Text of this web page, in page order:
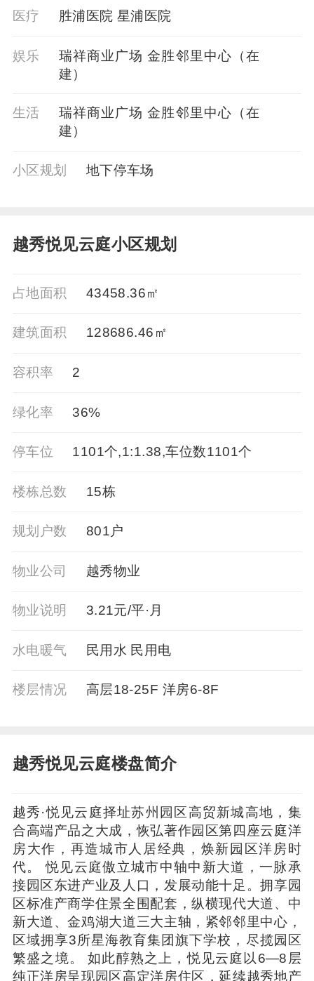
医疗 胜浦医院 星浦医院
娱乐
瑞祥商业广场 金胜邻里中心（在
建）
生活
瑞祥商业广场 金胜邻里中心（在
建）
小区规划 地下停车场
越秀悦见云庭小区规划
占地面积 43458.36㎡
建筑面积 128686.46㎡
容积率 2
绿化率 36%
停车位 1101个,1:1.38,车位数1101个
楼栋总数 15栋
规划户数 801户
物业公司 越秀物业
物业说明 3.21元/平·月
水电暖气 民用水 民用电
楼层情况 高层18-25F 洋房6-8F
越秀悦见云庭楼盘简介
越秀·悦见云庭择址苏州园区高贸新城高地，集
合高端产品之大成，恢弘著作园区第四座云庭洋
房大作，再造城市人居经典，焕新园区洋房时
代。 悦见云庭傲立城市中轴中新大道，一脉承
接园区东进产业及人口，发展动能十足。拥享园
区标准产商学住景全围配套，纵横现代大道、中
新大道、金鸡湖大道三大主轴，紧邻邻里中心，
区域拥享3所星海教育集团旗下学校，尽揽园区
繁盛之境。 如此醇熟之上，悦见云庭以6—8层
纯正洋房呈现园区高定洋房住区，延续越秀地产